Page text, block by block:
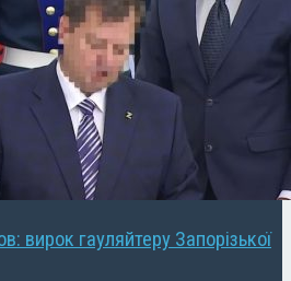
вирок гауляйтеру Запорізької